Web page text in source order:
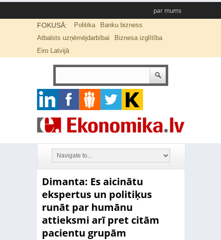
par mums
FOKUSĀ: Politika
Banku bizness
Atbalsts uzņēmējdarbībai
Biznesa izglītība
Eiro Latvijā
Dimanta: Es aicinātu
ekspertus un politiķus
runāt par humānu
attieksmi arī pret citām
pacientu grupām